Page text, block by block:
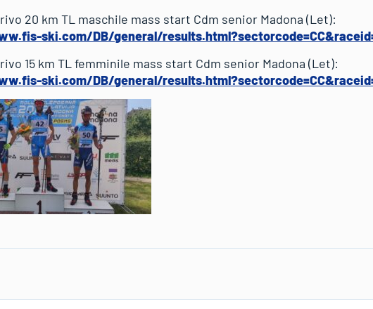
20 km TL maschile mass start Cdm senior Madona (Let):
ski.com/DB/general/
15 km TL femminile mass start Cdm senior Madona (Let):
ski.com/DB/general/